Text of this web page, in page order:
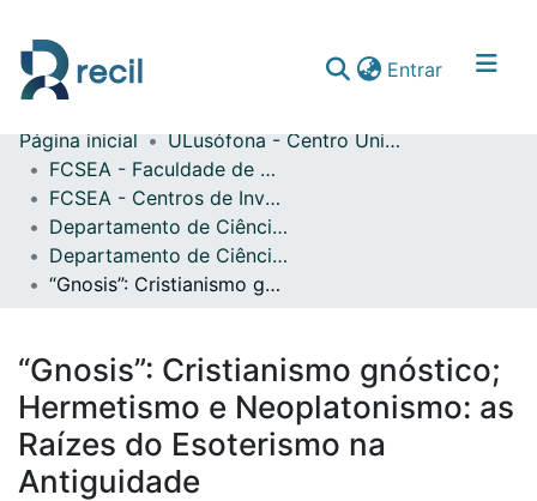
Entrar(current)
Comunidades & Coleções
Percorrer repositório
Estatísticas
Página inicial
ULusófona - Centro Universitário de Lisboa
FCSEA - Faculdade de Ciências Sociais, Educação e Administração
FCSEA - Centros de Investigação
Departamento de Ciência das Religiões
Departamento de Ciência das Religiões - Atas de Conferências Nacionais
“Gnosis”: Cristianismo gnóstico; Hermetismo e Neoplatonismo: as Raízes do Esoterismo na Antiguidade
“Gnosis”: Cristianismo gnóstico;
Hermetismo e Neoplatonismo: as
Raízes do Esoterismo na
Antiguidade